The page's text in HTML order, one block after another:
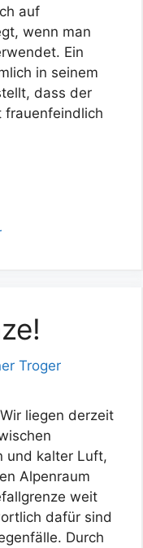
auf
wenn man
Ein
in seinem
dass der
frauenfeindlich
Troger
liegen derzeit
und kalter Luft,
Alpenraum
weit
dafür sind
Durch